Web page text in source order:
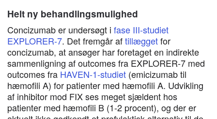
Helt ny behandlingsmulighed
Concizumab er undersøgt i fase III-studiet
EXPLORER-7. Det fremgår aftillæggetfor
concizumab, at ansøger har foretaget en indirekte
sammenligning af outcomes fra EXPLORER-7 med
outcomes fra HAVEN-1-studiet (emicizumab til
hæmofili A) for patienter med hæmofili A. Udvikling
af inhibitor mod FIX ses meget sjældent hos
patienter med hæmofili B (1-2 procent), og der er